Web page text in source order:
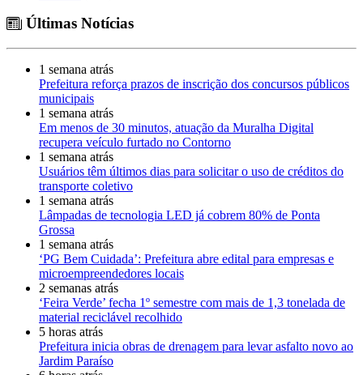
Últimas Notícias
1 semana atrás
Prefeitura reforça prazos de inscrição dos concursos públicos
municipais
1 semana atrás
Em menos de 30 minutos, atuação da Muralha Digital
recupera veículo furtado no Contorno
1 semana atrás
Usuários têm últimos dias para solicitar o uso de créditos do
transporte coletivo
1 semana atrás
Lâmpadas de tecnologia LED já cobrem 80% de Ponta
Grossa
1 semana atrás
‘PG Bem Cuidada’: Prefeitura abre edital para empresas e
microempreendedores locais
2 semanas atrás
‘Feira Verde’ fecha 1º semestre com mais de 1,3 tonelada de
material reciclável recolhido
5 horas atrás
Prefeitura inicia obras de drenagem para levar asfalto novo ao
Jardim Paraíso